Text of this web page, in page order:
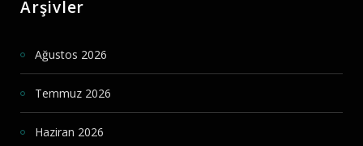
Arşivler
Ağustos 2026
Temmuz 2026
Haziran 2026